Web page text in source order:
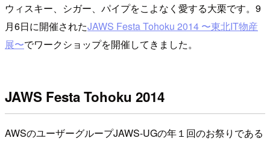
ウィスキー、シガー、パイプをこよなく愛する大栗です。9
月6日に開催されたJAWS Festa Tohoku 2014 〜東北IT物産
展〜でワークショップを開催してきました。
JAWS Festa Tohoku 2014
AWSのユーザーグループJAWS-UGの年１回のお祭りである